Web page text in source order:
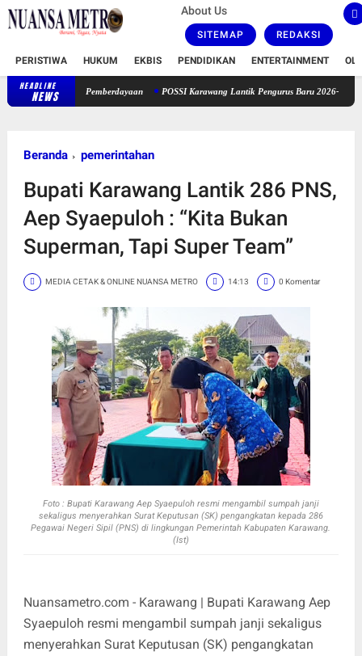
About Us
SITEMAP REDAKSI
PERISTIWA HUKUM EKBIS PENDIDIKAN ENTERTAINMENT
HEADLINE
NEWS
Pemberdayaan POSSI Karawang Lantik Pengurus Baru 2026-2030, Siap
Beranda pemerintahan
Bupati Karawang Lantik 286 PNS,
Aep Syaepuloh : “Kita Bukan
Superman, Tapi Super Team”
MEDIA CETAK & ONLINE NUANSA METRO 14:13 0 Komentar
Foto : Bupati Karawang Aep Syaepuloh resmi mengambil sumpah janji
sekaligus menyerahkan Surat Keputusan (SK) pengangkatan kepada 286
Pegawai Negeri Sipil (PNS) di lingkungan Pemerintah Kabupaten Karawang.
(Ist)
Nuansametro.com - Karawang | Bupati Karawang Aep
Syaepuloh resmi mengambil sumpah janji sekaligus
menyerahkan Surat Keputusan (SK) pengangkatan